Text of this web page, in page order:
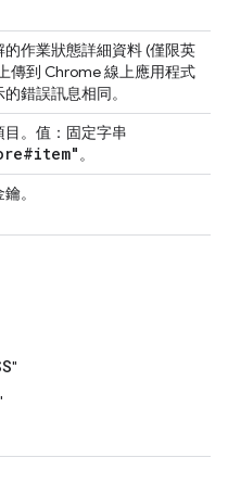
作業狀態詳細資料 (僅限英
傳到 Chrome 線上應用程式
錯誤訊息相同。
。值：固定字串
。
。
"